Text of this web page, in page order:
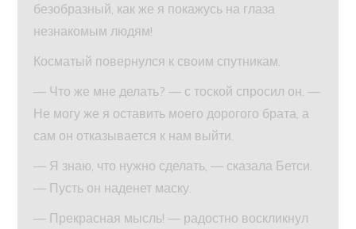
безобразный, как же я покажусь на глаза
незнакомым людям!
Косматый повернулся к своим спутникам.
— Что же мне делать? — с тоской спросил он. —
Не могу же я оставить моего дорогого брата, а
сам он отказывается к нам выйти.
— Я знаю, что нужно сделать, — сказала Бетси.
— Пусть он наденет маску.
— Прекрасная мысль! — радостно воскликнул